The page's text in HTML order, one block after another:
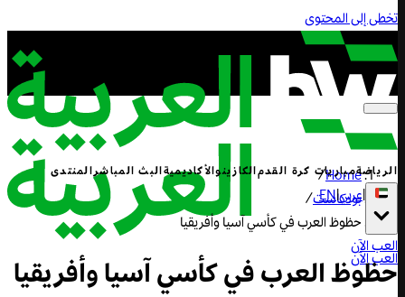
تخطى إلى المحتوى
الرياضةمباريات كرة القدمالكازينوالأكاديميةالبث المباشرالمنتدى
|عربي|
EN
العب الآن
العب الآن
Home
/
بودكاست/
حظوظ العرب في كأسي آسيا وأفريقيا
حظوظ العرب في كأسي آسيا وأفريقيا